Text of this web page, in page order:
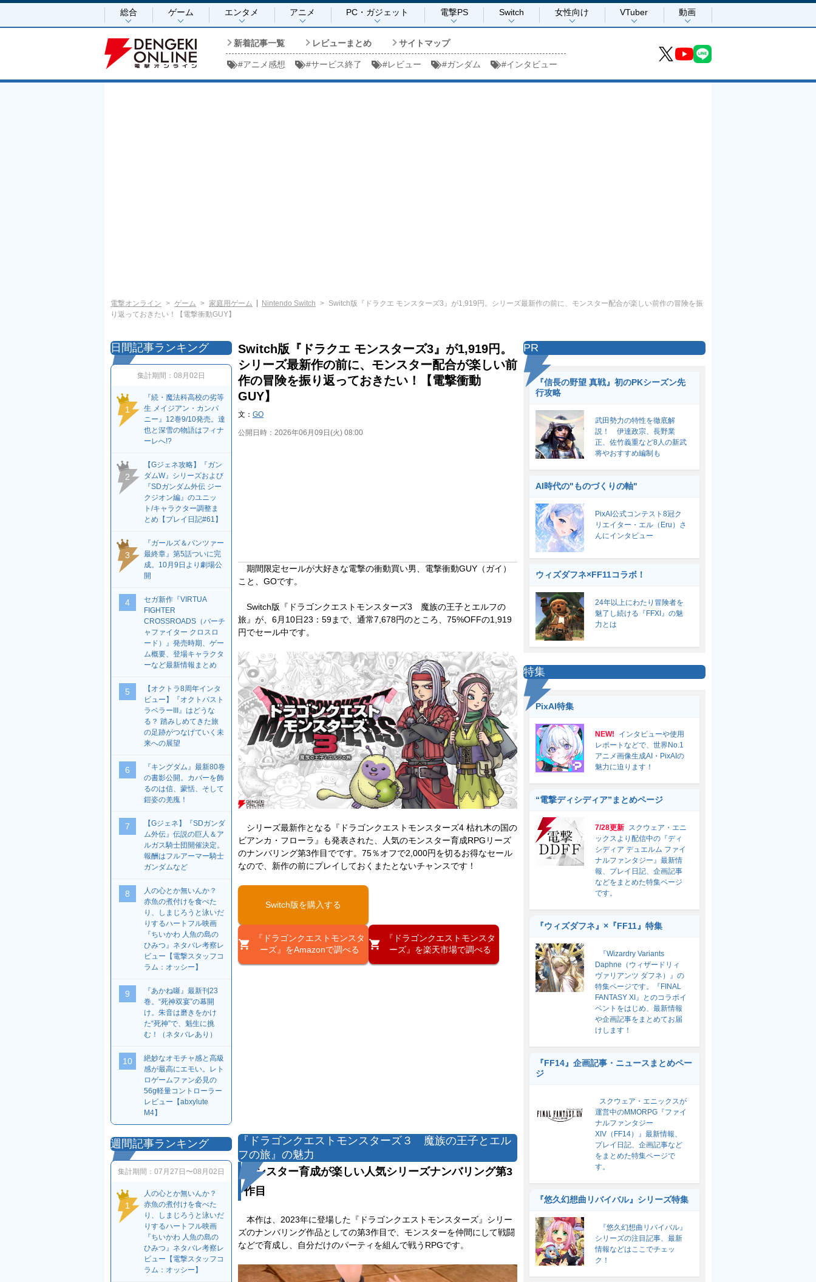
総合 ゲーム エンタメ アニメ PC・ガジェット 電撃PS Switch 女性向け VTuber 動画
新着記事一覧 レビューまとめ サイトマップ
#アニメ感想 #サービス終了 #レビュー #ガンダム #インタビュー
電撃オンライン ゲーム 家庭用ゲーム Nintendo Switch
Switch版『ドラクエ モンスターズ3』が1,919円。シリーズ最新作の前に、モンスター配合が楽しい前作の冒険を振
り返っておきたい！【電撃衝動GUY】
Switch版『ドラクエ モンスターズ3』が1,919円。
シリーズ最新作の前に、モンスター配合が楽しい前
作の冒険を振り返っておきたい！【電撃衝動
GUY】
文： GO
公開日時： 2026年06月09日(火) 08:00
期間限定セールが大好きな電撃の衝動買い男、電撃衝動GUY（ガイ）
こと、GOです。
Switch版『ドラゴンクエストモンスターズ3 魔族の王子とエルフの
旅』が、6月10日23：59まで、通常7,678円のところ、75%OFFの1,919
円でセール中です。
シリーズ最新作となる『ドラゴンクエストモンスターズ4 枯れ木の国の
ビアンカ・フローラ』も発表された、人気のモンスター育成RPGリーズ
のナンバリング第3作目でです。75％オフで2,000円を切るお得なセール
なので、新作の前にプレイしておくまたとないチャンスです！
Switch版を購入する
『ドラゴンクエストモンスタ
ーズ』をAmazonで調べる
『ドラゴンクエストモンスタ
ーズ』を楽天市場で調べる
『ドラゴンクエストモンスターズ３ 魔族の王子とエル
フの旅』の魅力
モンスター育成が楽しい人気シリーズナンバリング第3
作目
本作は、2023年に登場した『ドラゴンクエストモンスターズ』シリー
ズのナンバリング作品としての第3作目で、モンスターを仲間にして戦闘
などで育成し、自分だけのパーティを組んで戦うRPGです。
日間記事ランキング
集計期間： 08月02日
1
『続・魔法科高校の劣等
生 メイジアン・カンパ
ニー』12巻9/10発売。達
也と深雪の物語はフィナ
ーレへ!?
2
【Gジェネ攻略】『ガン
ダムW』シリーズおよび
『SDガンダム外伝 ジー
クジオン編』のユニッ
ト/キャラクター調整ま
とめ【プレイ日記#61】
3
『ガールズ＆パンツァー
最終章』第5話ついに完
成。10月9日より劇場公
開
4
セガ新作『VIRTUA
FIGHTER
CROSSROADS（バーチ
ャファイター クロスロ
ード）』発売時期、ゲー
ム概要、登場キャラクタ
ーなど最新情報まとめ
5
【オクトラ8周年インタ
ビュー】『オクトパスト
ラベラーIII』はどうな
る？ 踏みしめてきた旅
の足跡がつなげていく未
来への展望
6
『キングダム』最新80巻
の書影公開。カバーを飾
るのは信、蒙恬、そして
鎧姿の羌瘣！
7
【Gジェネ】『SDガンダ
ム外伝』伝説の巨人＆ア
ルガス騎士団開催決定。
報酬はフルアーマー騎士
ガンダムなど
8
人の心とか無いんか？
赤魚の煮付けを食べた
り、しまじろうと泳いだ
りするハートフル映画
『ちいかわ 人魚の島の
ひみつ』ネタバレ考察レ
ビュー【電撃スタッフコ
ラム：オッシー】
9
『あかね噺』最新刊23
巻。“死神双宴”の幕開
け。朱音は磨きをかけ
た“死神”で、魁生に挑
む！（ネタバレあり）
10
絶妙なオモチャ感と高級
感が最高にエモい。レト
ロゲームファン必見の
56g軽量コントローラー
レビュー【abxylute
M4】
週間記事ランキング
集計期間： 07月27日〜08月02日
1
人の心とか無いんか？
赤魚の煮付けを食べた
り、しまじろうと泳いだ
りするハートフル映画
『ちいかわ 人魚の島の
ひみつ』ネタバレ考察レ
ビュー【電撃スタッフコ
ラム：オッシー】
PR
『信長の野望 真戦』初のPKシーズン先
行攻略
武田勢力の特性を徹底解
説！ 伊達政宗、長野業
正、佐竹義重など8人の新武
将やおすすめ編制も
AI時代の"ものづくりの軸"
PixAI公式コンテスト8冠ク
リエイター・エル（Eru）さ
んにインタビュー
ウィズダフネ×FF11コラボ！
24年以上にわたり冒険者を
魅了し続ける『FFXI』の魅
力とは
特集
PixAI特集
NEW!
インタビューや使用
レポートなどで、世界No.1
アニメ画像生成AI・PixAIの
魅力に迫ります！
“電撃ディシディア”まとめページ
7/28更新 スクウェア・エニ
ックスより配信中の『ディ
シディア デュエルム ファイ
ナルファンタジー』最新情
報、プレイ日記、企画記事
などをまとめた特集ページ
です。
『ウィズダフネ』×『FF11』特集
『Wizardry Variants
Daphne（ウィザードリィ
ヴァリアンツ ダフネ）』の
特集ページです。『FINAL
FANTASY XI』とのコラボイ
ベントをはじめ、最新情報
や企画記事をまとめてお届
けします！
『FF14』企画記事・ニュースまとめペー
ジ
スクウェア・エニックスが
運営中のMMORPG『ファイ
ナルファンタジー
XIV（FF14）』最新情報、
プレイ日記、企画記事など
をまとめた特集ページで
す。
『悠久幻想曲リバイバル』シリーズ特集
『悠久幻想曲リバイバル』
シリーズの注目記事、最新
情報などはここでチェッ
ク！